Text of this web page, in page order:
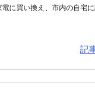
に買い換え、市内の自宅
記